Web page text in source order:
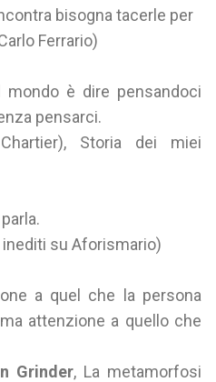
bisogna tacerle per
Ferrario)
è dire pensandoci
pensarci.
Storia dei miei
su Aforismario)
a quel che la persona
attenzione a quello che
Grinder, La metamorfosi